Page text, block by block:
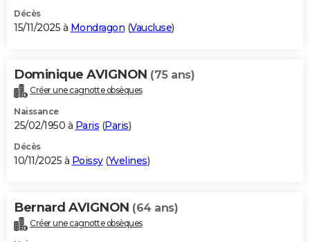
Décès
15/11/2025 à Mondragon (Vaucluse)
Dominique AVIGNON (75 ans)
Créer une cagnotte obsèques
Naissance
25/02/1950 à Paris (Paris)
Décès
10/11/2025 à Poissy(Yvelines)
Bernard AVIGNON (64 ans)
Créer une cagnotte obsèques